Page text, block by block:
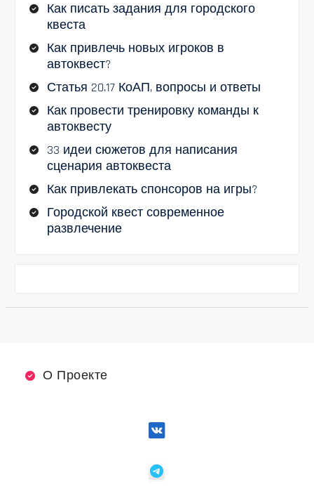
Как писать задания для городского
квеста
Как привлечь новых игроков в
автоквест?
Статья 20.17 КоАП, вопросы и ответы
Как провести тренировку команды к
автоквесту
33 идеи сюжетов для написания
сценария автоквеста
Как привлекать спонсоров на игры?
Городской квест современное
развлечение
О Проекте